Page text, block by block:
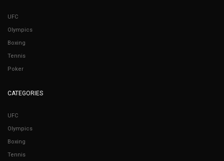
UFC
Olympics
Boxing
Tennis
Poker
CATEGORIES
UFC
Olympics
Boxing
Tennis